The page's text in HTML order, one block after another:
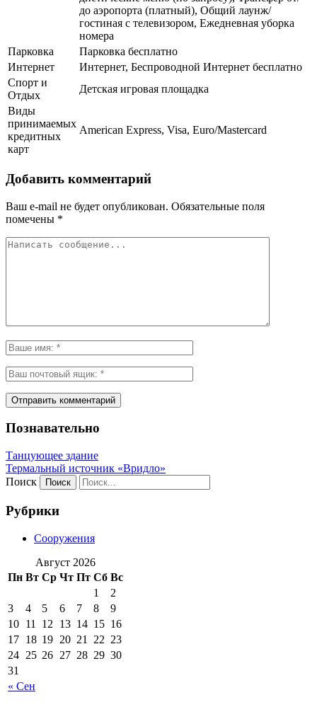
до аэропорта (платный), Общий лаунж/
гостиная с телевизором, Ежедневная уборка
номера
Парковка
Парковка бесплатно
Интернет
Интернет, Беспроводной Интернет бесплатно
Спорт и
Отдых
Детская игровая площадка
Виды
принимаемых
кредитных
карт
American Express, Visa, Euro/Mastercard
Добавить комментарий
Ваш e-mail не будет опубликован. Обязательные поля
помечены *
Познавательно
Танцующее здание
Термальный источник «Вридло»
Поиск
Рубрики
Сооружения
Август 2026
Пн Вт Ср Чт Пт Сб Вс
« Сен
1
2
3
4 5 6 7 8
9
10 11 12 13 14 15 16
17 18 19 20 21 22 23
24 25 26 27 28 29 30
31